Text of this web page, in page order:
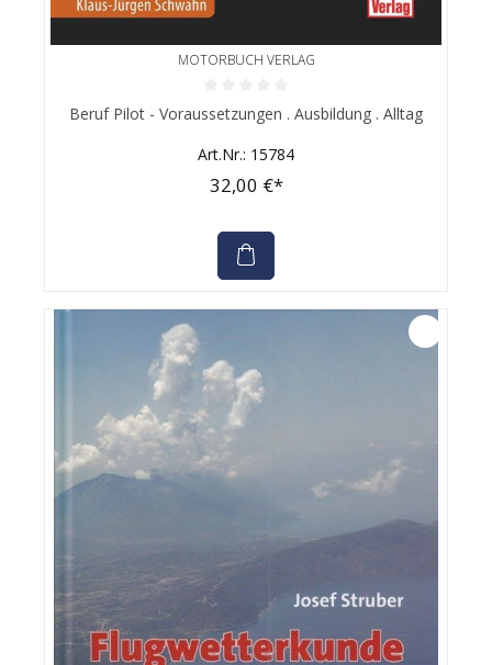
MOTORBUCH VERLAG
Durchschnittliche Bewertung von 0 von 5 Sternen
Beruf Pilot - Voraussetzungen . Ausbildung . Alltag
Art.Nr.: 15784
32,00 €*